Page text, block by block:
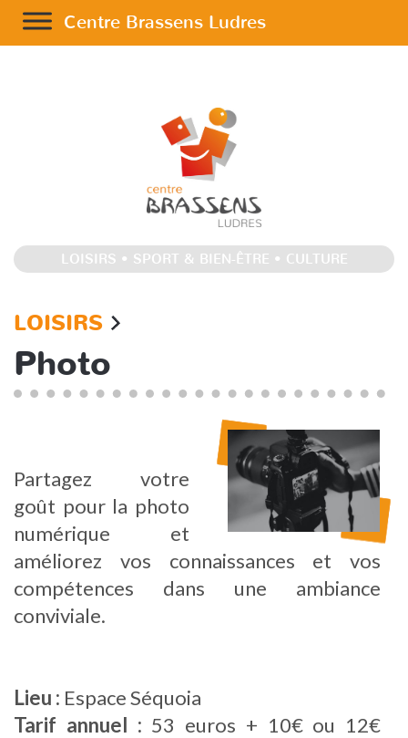
Accessibilité
Centre Brassens Ludres
LOISIRS • SPORT & BIEN-ÊTRE • CULTURE
LOISIRS
Photo
Partagez votre
goût pour la photo
numérique et
améliorez vos connaissances et vos
compétences dans une ambiance
conviviale.
Lieu : Espace Séquoia
Tarif annuel : 53 euros + 10€ ou 12€